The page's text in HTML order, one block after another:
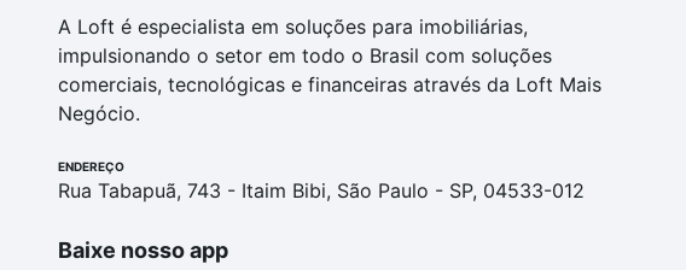
A Loft é especialista em soluções para imobiliárias,
impulsionando o setor em todo o Brasil com soluções
comerciais, tecnológicas e financeiras através da Loft Mais
Negócio.
ENDEREÇO
Rua Tabapuã, 743 - Itaim Bibi, São Paulo - SP, 04533-012
Baixe nosso app